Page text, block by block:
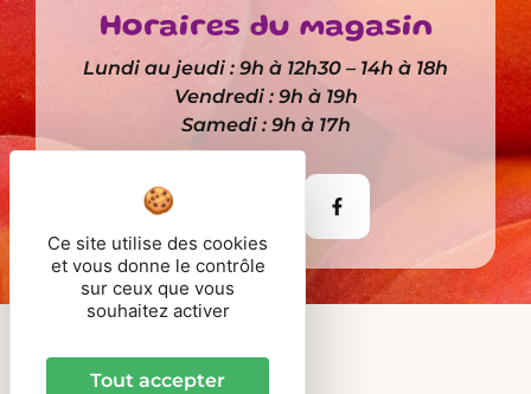
Horaires du magasin
Lundi au jeudi : 9h à 12h30 – 14h à 18h
Vendredi : 9h à 19h
Samedi : 9h à 17h
Ce site utilise des cookies
et vous donne le contrôle
sur ceux que vous
souhaitez activer
Tout accepter